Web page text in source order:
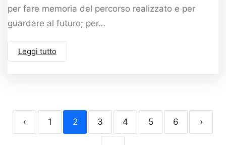
per fare memoria del percorso realizzato e per
guardare al futuro; per…
Leggi tutto
‹ 1 2 3 4 5 6 ›